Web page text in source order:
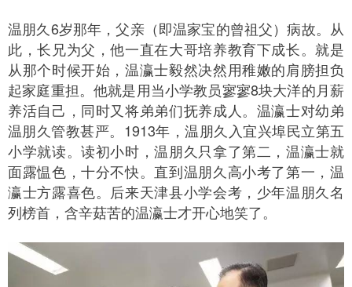
温朋久6岁那年，父亲（即温家宝的曾祖父）病故。从
此，长兄为父，他一直在大哥培养教育下成长。就是
从那个时候开始，温瀛士毅然决然用稚嫩的肩膀担负
起家庭重担。他就是用当小学教员寥寥8块大洋的月薪
养活自己，同时又将弟弟们抚养成人。温瀛士对幼弟
温朋久管教甚严。1913年，温朋久入宜兴埠民立第五
小学就读。读初小时，温朋久只拿了第二，温瀛士就
面露愠色，十分不快。直到温朋久高小考了第一，温
瀛士方露喜色。后来天津县小学会考，少年温朋久名
列榜首，含辛菇苦的温瀛士才开心地笑了。